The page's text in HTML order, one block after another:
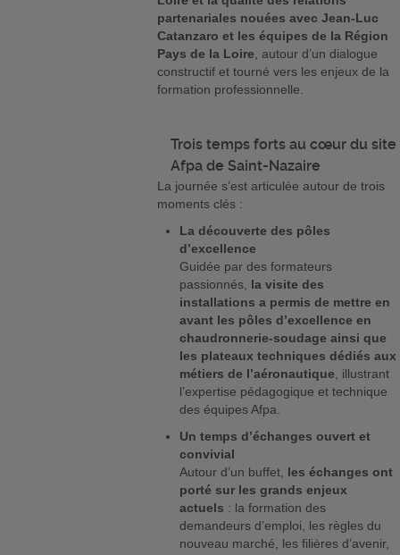
partenariales nouées avec Jean-Luc
Catanzaro et les équipes de la Région
Pays de la Loire , autour d’un dialogue
constructif et tourné vers les enjeux de la
formation professionnelle.
Trois temps forts au cœur du site
Afpa de Saint-Nazaire
La journée s’est articulée autour de trois
moments clés :
La découverte des pôles
d’excellence
Guidée par des formateurs
passionnés, la visite des
installations a permis de mettre en
avant les pôles d’excellence en
chaudronnerie-soudage ainsi que
les plateaux techniques dédiés aux
métiers de l’aéronautique , illustrant
l’expertise pédagogique et technique
des équipes Afpa.
Un temps d’échanges ouvert et
convivial
Autour d’un buffet, les échanges ont
porté sur les grands enjeux
actuels : la formation des
demandeurs d’emploi, les règles du
nouveau marché, les filières d’avenir,